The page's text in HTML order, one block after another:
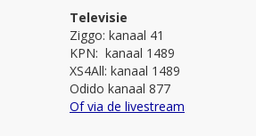
Televisie
Ziggo: kanaal 41
KPN: kanaal 1489
XS4All: kanaal 1489
Odido kanaal 877
Of via de livestream